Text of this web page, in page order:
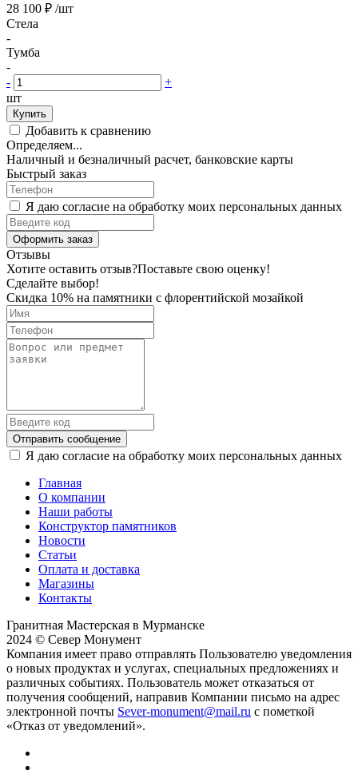
28 100 ₽ /шт
Стела
-
Тумба
-
-
+
шт
Купить
Добавить к сравнению
Определяем...
Наличный и безналичный расчет, банковские карты
Быстрый заказ
Я даю согласие на обработку моих персональных данных
Оформить заказ
Отзывы
Хотите оставить отзыв?Поставьте свою оценку!
Сделайте выбор!
Скидка 10% на памятники с флорентийской мозайкой
Отправить сообщение
Я даю согласие на обработку моих персональных данных
Главная
О компании
Наши работы
Конструктор памятников
Новости
Статьи
Оплата и доставка
Магазины
Контакты
Гранитная Мастерская в Мурманске
2024 © Север Монумент
Компания имеет право отправлять Пользователю уведомления
о новых продуктах и услугах, специальных предложениях и
различных событиях. Пользователь может отказаться от
получения сообщений, направив Компании письмо на адрес
электронной почты Sever-monument@mail.ru с пометкой
«Отказ от уведомлений».